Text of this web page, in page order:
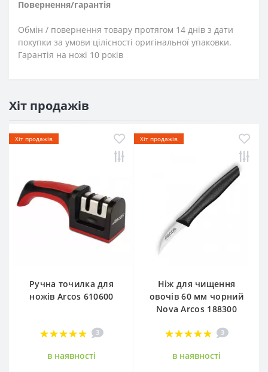
Повернення/гарантія
Обмін / повернення товару протягом 14 днів з дати
покупки за умови цілісності оригінальної упаковки.
Гарантія на ножі 10 років
Хіт продажів
Хіт продажів
Ручна точилка для
ножів Arcos 610600
3
в наявностi
Хіт продажів
Ніж для чищення
овочів 60 мм чорний
Nova Arcos 188300
3
в наявностi